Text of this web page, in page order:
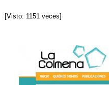
[Visto: 1151 veces]